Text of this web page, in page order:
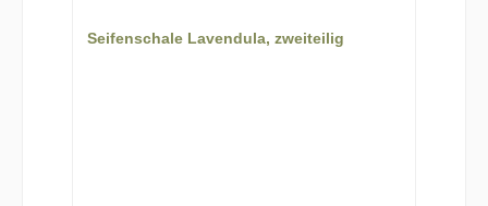
Seifenschale Lavendula, zweiteilig